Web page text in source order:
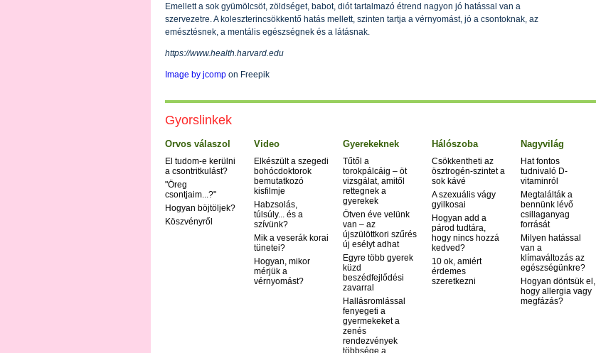
Emellett a sok gyümölcsöt, zöldséget, babot, diót tartalmazó étrend nagyon jó hatással van a
szervezetre. A koleszterincsökkentő hatás mellett, szinten tartja a vérnyomást, jó a csontoknak, az
emésztésnek, a mentális egészségnek és a látásnak.
https://www.health.harvard.edu
Image by jcomp on Freepik
Gyorslinkek
Orvos válaszol
El tudom-e kerülni
a csontritkulást?
"Öreg
csontjaim...?"
Hogyan böjtöljek?
Köszvényről
Video
Elkészült a szegedi
bohócdoktorok
bemutatkozó
kisfilmje
Habzsolás,
túlsúly... és a
szívünk?
Mik a veserák korai
tünetei?
Hogyan, mikor
mérjük a
vérnyomást?
Gyerekeknek
Tűtől a
torokpálcáig – öt
vizsgálat, amitől
rettegnek a
gyerekek
Ötven éve velünk
van – az
újszülöttkori szűrés
új esélyt adhat
Egyre több gyerek
küzd
beszédfejlődési
zavarral
Hallásromlással
fenyegeti a
gyermekeket a
zenés
rendezvények
többsége a
Hálószoba
Csökkentheti az
ösztrogén-szintet a
sok kávé
A szexuális vágy
gyilkosai
Hogyan add a
párod tudtára,
hogy nincs hozzá
kedved?
10 ok, amiért
érdemes
szeretkezni
Nagyvilág
Hat fontos
tudnivaló D-
vitaminról
Megtalálták a
bennünk lévő
csillaganyag
forrását
Milyen hatással
van a
klímaváltozás az
egészségünkre?
Hogyan döntsük el,
hogy allergia vagy
megfázás?